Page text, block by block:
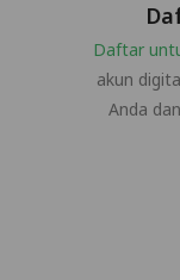
Daftar
akun
Anda